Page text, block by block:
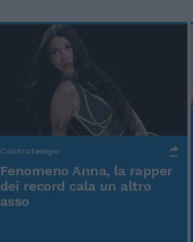
Controtempo
Fenomeno Anna, la rapper
dei record cala un altro
asso